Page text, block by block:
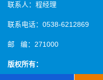
联系人：程经理
联系电话：0538-6212869
邮 编：271000
版权所有：